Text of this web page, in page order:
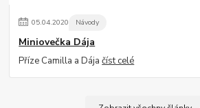
05.04.2020 Návody
Miniovečka Dája
Příze Camilla a Dájačíst celé